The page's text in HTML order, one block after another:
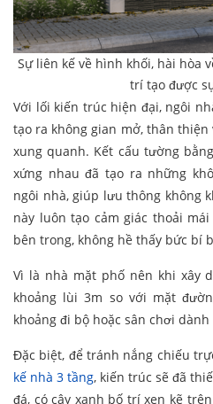
Sự liên kế về hình khối, hài hòa
trí tạo được
Với lối kiến trúc hiện đại, ngôi
tạo ra không gian mở, thân
xung quanh. Kết cấu tường
xứng nhau đã tạo ra những
ngôi nhà, giúp lưu thông không
này luôn tạo cảm giác thoải
bên trong, không hề thấy bức bí
Vì là nhà mặt phố nên khi xây
khoảng lùi 3m so với mặt
khoảng đi bộ hoặc sân chơi
Đặc biệt, để tránh nắng chiếu
kế nhà 3 tầng, kiến trúc sẽ đã
đá, có cây xanh bố trí xen kẽ